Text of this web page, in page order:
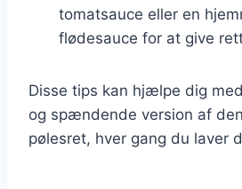
tomatsauce eller en
flødesauce for at give
Disse tips kan hjælpe dig
og spændende version af
pølesret, hver gang du laver